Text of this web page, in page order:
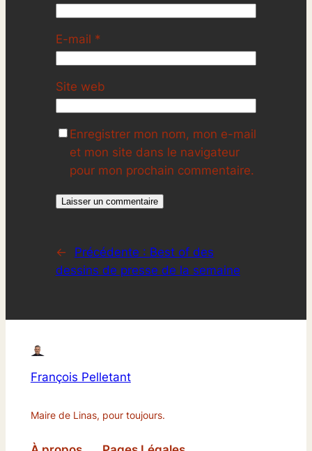
E-mail *
Site web
Enregistrer mon nom, mon e-mail
et mon site dans le navigateur
pour mon prochain commentaire.
← Précédente : Best of des
dessins de presse de la semaine
François Pelletant
Maire de Linas, pour toujours.